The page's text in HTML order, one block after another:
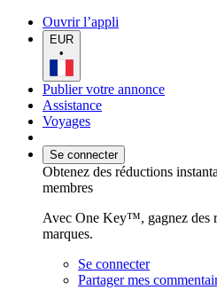
Ouvrir l’appli
EUR
•
Publier votre annonce
Assistance
Voyages
Se connecter
Obtenez des réductions
membres
Avec One Key™, gagnez des
marques.
Se connecter
Partager mes